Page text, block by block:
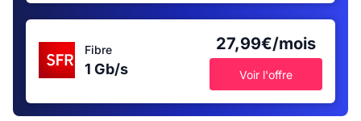
Fibre
1 Gb/s
27,99€/mois
Voir l'offre